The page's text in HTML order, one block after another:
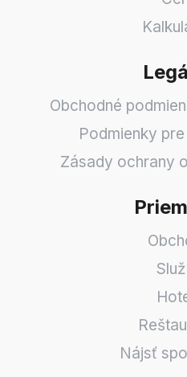
Obchodné
Podmienky
Zásady ochrany
Nájsť